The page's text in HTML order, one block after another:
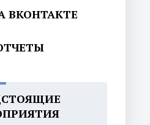
ВКОНТАКТЕ